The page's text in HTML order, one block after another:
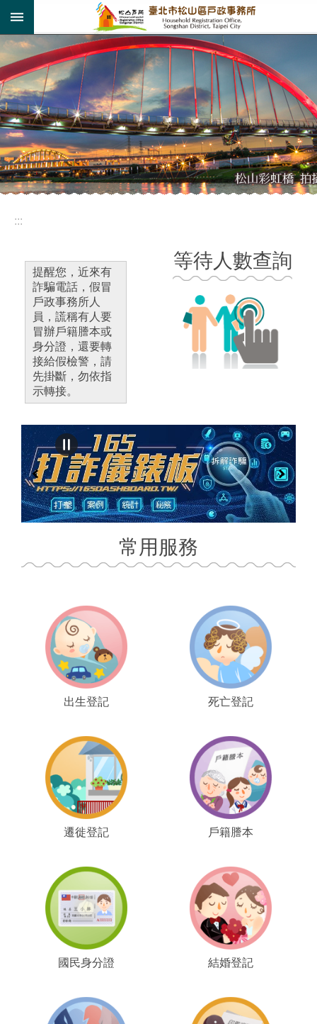
跳到主要內容區塊
:::
提醒您，近來有
詐騙電話，假冒
戶政事務所人
員，謊稱有人要
冒辦戶籍謄本或
身分證，還要轉
接給假檢警，請
先掛斷，勿依指
示轉接。
等待人數查詢
常用服務
出生登記 死亡登記
遷徙登記 戶籍謄本
國民身分證 結婚登記